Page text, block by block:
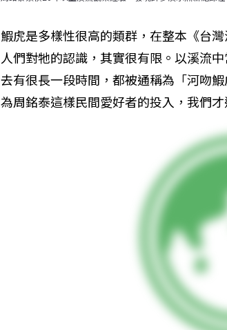
鰕虎是多樣性很高的類群，在整本《台
人們對牠的認識，其實很有限。以溪流
去有很長一段時間，都被通稱為「河吻
為周銘泰這樣民間愛好者的投入，我們